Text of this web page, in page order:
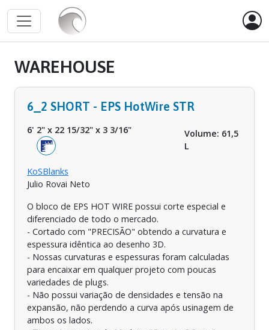
WAREHOUSE
6_2 SHORT - EPS HotWire STR
6' 2" x 22 15/32" x 3 3/16"
Volume: 61,5
L
KoSBlanks
Julio Rovai Neto
O bloco de EPS HOT WIRE possui corte especial e
diferenciado de todo o mercado.
- Cortado com "PRECISÃO" obtendo a curvatura e
espessura idêntica ao desenho 3D.
- Nossas curvaturas e espessuras foram calculadas
para encaixar em qualquer projeto com poucas
variedades de plugs.
- Não possui variação de densidades e tensão na
expansão, não perdendo a curva após usinagem de
ambos os lados.